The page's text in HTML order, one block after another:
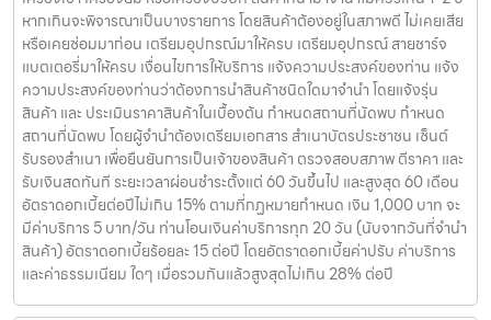
หากเกินจะพิจารณาเป็นบางรายการ โดยสินค้าต้องอยู่ในสภาพดี ไม่เคยเสีย
หรือเคยซ่อมมาก่อน เตรียมอุปกรณ์มาให้ครบ เตรียมอุปกรณ์ สายชาร์จ
แบตเตอรี่มาให้ครบ เงื่อนไขการให้บริการ แจ้งความประสงค์ของท่าน แจ้ง
ความประสงค์ของท่านว่าต้องการนำสินค้าชนิดใดมาจำนำ โดยแจ้งรุ่น
สินค้า และ ประเมินราคาสินค้าในเบื้องต้น กำหนดสถานที่นัดพบ กำหนด
สถานที่นัดพบ โดยผู้จำนำต้องเตรียมเอกสาร สำเนาบัตรประชาชน เซ็นต์
รับรองสำเนา เพื่อยืนยันการเป็นเจ้าของสินค้า ตรวจสอบสภาพ ตีราคา และ
รับเงินสดทันที ระยะเวลาผ่อนชำระตั้งแต่ 60 วันขึ้นไป และสูงสุด 60 เดือน
อัตราดอกเบี้ยต่อปีไม่เกิน 15% ตามที่กฏหมายกำหนด เงิน 1,000 บาท จะ
มีค่าบริการ 5 บาท/วัน ท่านโอนเงินค่าบริการทุก 20 วัน (นับจากวันที่จำนำ
สินค้า) อัตราดอกเบี้ยร้อยละ 15 ต่อปี โดยอัตราดอกเบี้ยค่าปรับ ค่าบริการ
และค่าธรรมเนียม ใดๆ เมื่อรวมกันแล้วสูงสุดไม่เกิน 28% ต่อปี